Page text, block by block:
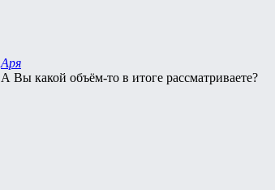
Аря
А Вы какой объём-то в итоге рассматриваете?